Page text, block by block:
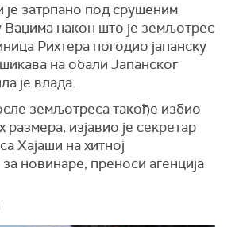
преноси агенцијаЈонхап
висине 67 центиметара
Мукха у округу Донгхаеу, а
и у граду Гангнеунг.
у којем се наводи да
од 20 до 30 центиметара
штету уз упозорење да
цунамија могла да се повећа
у зависности од плиме и
затрпано под срушеним
Ваџима након што је земљотрес
Рихтера погодио јапанску
на обали Јапанског
је влада.
земљотреса такође избио
изјавио је секретар
Хајаши на хитној
новинаре, преноси агенција